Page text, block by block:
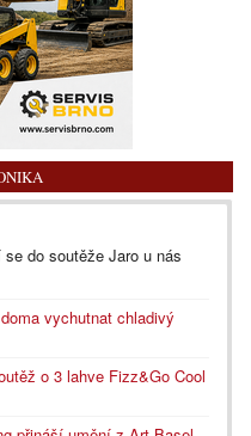
do soutěže Jaro u nás
vychutnat chladivý
o 3 lahve Fizz&Go Cool